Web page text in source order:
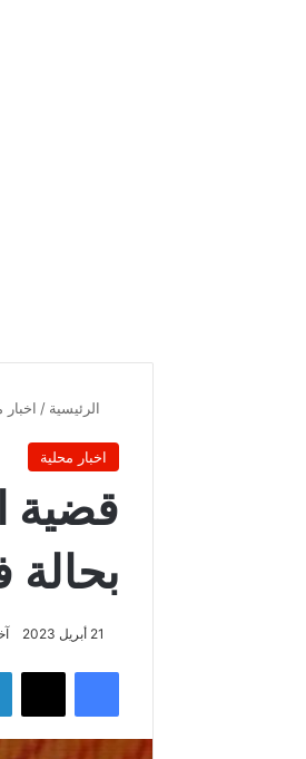
الرئيسية / اخبار
اخبار محلية
بحالة
21 أبريل 2023
فيسبوك ‫X